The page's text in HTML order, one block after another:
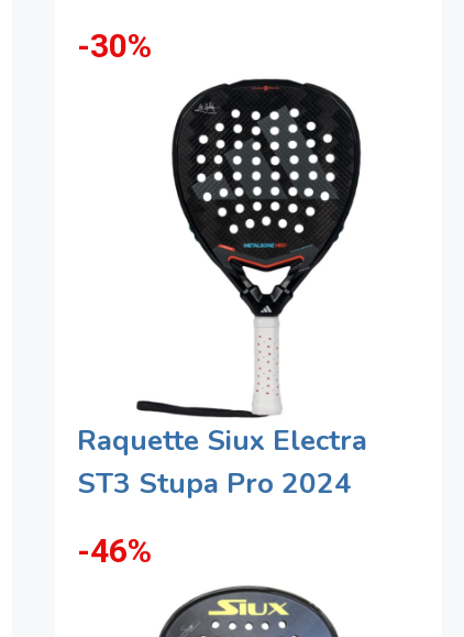
-30%
Raquette Siux Electra
ST3 Stupa Pro 2024
-46%